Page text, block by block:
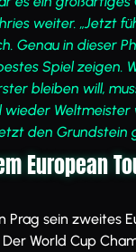
weiter. „Jetzt
Genau in dieser
Spiel zeigen.
bleiben will,
wieder
den Grundstein
European
Prag sein zweites
World Cup